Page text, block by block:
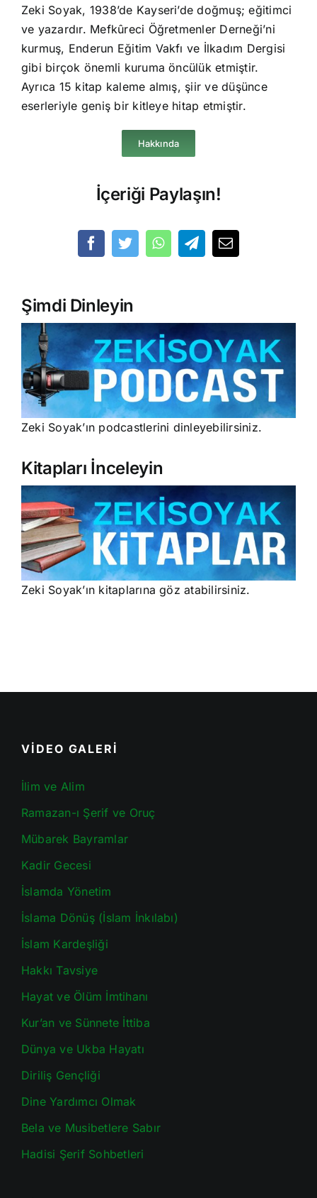
Zeki Soyak, 1938’de Kayseri’de doğmuş; eğitimci
ve yazardır. Mefkûreci Öğretmenler Derneği’ni
kurmuş, Enderun Eğitim Vakfı ve İlkadım Dergisi
gibi birçok önemli kuruma öncülük etmiştir.
Ayrıca 15 kitap kaleme almış, şiir ve düşünce
eserleriyle geniş bir kitleye hitap etmiştir.
Hakkında
İçeriği Paylaşın!
Şimdi Dinleyin
Zeki Soyak’ın podcastlerini dinleyebilirsiniz.
Kitapları İnceleyin
Zeki Soyak’ın kitaplarına göz atabilirsiniz.
VİDEO GALERİ
İlim ve Alim
Ramazan-ı Şerif ve Oruç
Mübarek Bayramlar
Kadir Gecesi
İslamda Yönetim
İslama Dönüş (İslam İnkılabı)
İslam Kardeşliği
Hakkı Tavsiye
Hayat ve Ölüm İmtihanı
Kur’an ve Sünnete İttiba
Dünya ve Ukba Hayatı
Diriliş Gençliği
Dine Yardımcı Olmak
Bela ve Musibetlere Sabır
Hadisi Şerif Sohbetleri